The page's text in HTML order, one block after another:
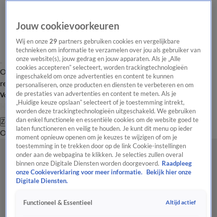
Overzicht Laatste nieuws Regionieuws Het beste van Hart
Tip de
redactie
Volg Hart van Nederland
Zoeken
OverzichtRegioUitzendingenWeerTip de redactiePanelVideo's
Jouw cookievoorkeuren
Wij en onze29 partners gebruiken cookies en vergelijkbare
technieken om informatie te verzamelen over jou als gebruiker van
onze website(s), jouw gedrag en jouw apparaten. Als je „Alle
cookies accepteren” selecteert, worden trackingtechnologieën
ingeschakeld om onze advertenties en content te kunnen
personaliseren, onze producten en diensten te verbeteren en om
de prestaties van advertenties en content te meten. Als je
„Huidige keuze opslaan” selecteert of je toestemming intrekt,
worden deze trackingtechnologieën uitgeschakeld. We gebruiken
dan enkel functionele en essentiële cookies om de website goed te
laten functioneren en veilig te houden. Je kunt dit menu op ieder
moment opnieuw openen om je keuzes te wijzigen of om je
toestemming in te trekken door op de link Cookie-instellingen
onder aan de webpagina te klikken. Je selecties zullen overal
binnen onze Digitale Diensten worden doorgevoerd. Raadpleeg
onze Cookieverklaring voor meer informatie.
Bekijk hier onze
Digitale Diensten.
Functioneel & Essentieel Altijd actief